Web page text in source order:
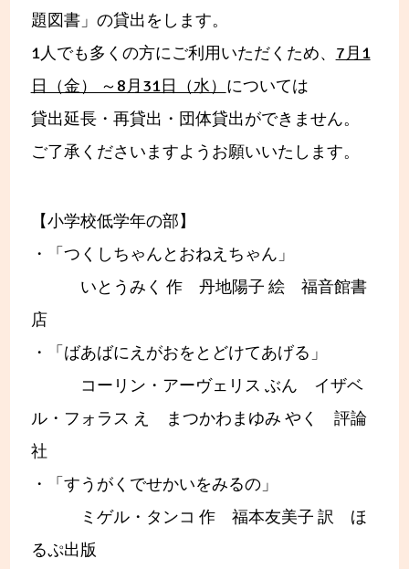
題図書」の貸出をします。
1人でも多くの方にご利用いただくため、 7月1
日（金） ～8月31日（水） については
貸出延長・再貸出・団体貸出ができません。
ご了承くださいますようお願いいたします。
【小学校低学年の部】
・「つくしちゃんとおねえちゃん」
いとうみく 作 丹地陽子 絵 福音館書
店
・「ばあばにえがおをとどけてあげる」
コーリン・アーヴェリス ぶん イザベ
ル・フォラス え まつかわまゆみ やく 評論
社
・「すうがくでせかいをみるの」
ミゲル・タンコ 作 福本友美子 訳 ほ
るぷ出版